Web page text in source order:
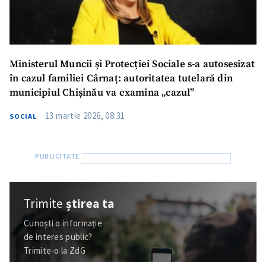
Ministerul Muncii și Protecției Sociale s-a autosesizat
în cazul familiei Cârnaț: autoritatea tutelară din
municipiul Chișinău va examina „cazul”
SOCIAL 13 martie 2026, 08:31
Trimiteștirea ta
Cunoști o informație
de interes public?
Trimite-o la ZdG